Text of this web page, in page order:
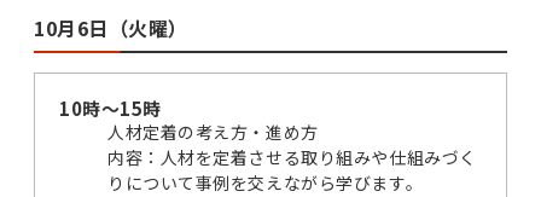
10月6日（火曜）
10時～15時
人材定着の考え方・進め方
内容：人材を定着させる取り組みや仕組みづく
りについて事例を交えながら学びます。